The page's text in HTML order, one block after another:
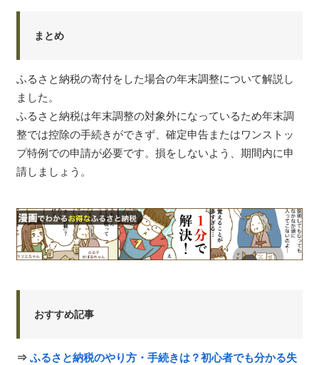
まとめ
ふるさと納税の寄付をした場合の年末調整について解説し
ました。
ふるさと納税は年末調整の対象外になっているため年末調
整では控除の手続きができず、確定申告またはワンストッ
プ特例での申請が必要です。損をしないよう、期間内に申
請しましょう。
おすすめ記事
⇒ ふるさと納税のやり方・手続きは？初心者でも分かる失